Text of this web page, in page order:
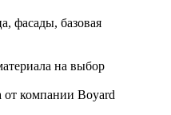
фасады, базовая
на выбор
от компании Boyard